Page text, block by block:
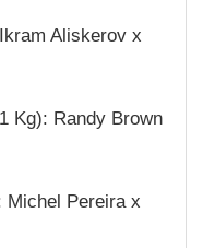
Aliskerov x
Kg): Randy Brown
Michel Pereira x